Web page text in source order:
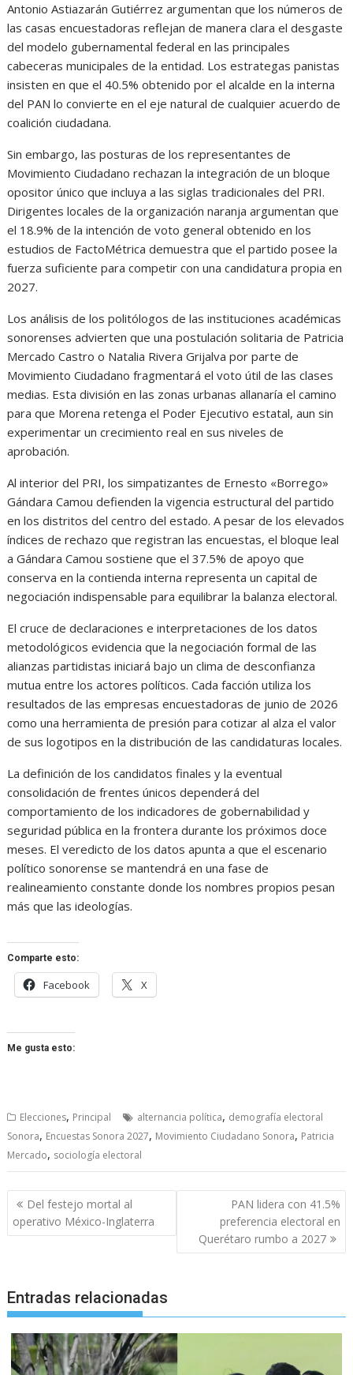
Antonio Astiazarán Gutiérrez argumentan que los números de
las casas encuestadoras reflejan de manera clara el desgaste
del modelo gubernamental federal en las principales
cabeceras municipales de la entidad. Los estrategas panistas
insisten en que el 40.5% obtenido por el alcalde en la interna
del PAN lo convierte en el eje natural de cualquier acuerdo de
coalición ciudadana.
Sin embargo, las posturas de los representantes de
Movimiento Ciudadano rechazan la integración de un bloque
opositor único que incluya a las siglas tradicionales del PRI.
Dirigentes locales de la organización naranja argumentan que
el 18.9% de la intención de voto general obtenido en los
estudios de FactoMétrica demuestra que el partido posee la
fuerza suficiente para competir con una candidatura propia en
2027.
Los análisis de los politólogos de las instituciones académicas
sonorenses advierten que una postulación solitaria de Patricia
Mercado Castro o Natalia Rivera Grijalva por parte de
Movimiento Ciudadano fragmentará el voto útil de las clases
medias. Esta división en las zonas urbanas allanaría el camino
para que Morena retenga el Poder Ejecutivo estatal, aun sin
experimentar un crecimiento real en sus niveles de
aprobación.
Al interior del PRI, los simpatizantes de Ernesto «Borrego»
Gándara Camou defienden la vigencia estructural del partido
en los distritos del centro del estado. A pesar de los elevados
índices de rechazo que registran las encuestas, el bloque leal
a Gándara Camou sostiene que el 37.5% de apoyo que
conserva en la contienda interna representa un capital de
negociación indispensable para equilibrar la balanza electoral.
El cruce de declaraciones e interpretaciones de los datos
metodológicos evidencia que la negociación formal de las
alianzas partidistas iniciará bajo un clima de desconfianza
mutua entre los actores políticos. Cada facción utiliza los
resultados de las empresas encuestadoras de junio de 2026
como una herramienta de presión para cotizar al alza el valor
de sus logotipos en la distribución de las candidaturas locales.
La definición de los candidatos finales y la eventual
consolidación de frentes únicos dependerá del
comportamiento de los indicadores de gobernabilidad y
seguridad pública en la frontera durante los próximos doce
meses. El veredicto de los datos apunta a que el escenario
político sonorense se mantendrá en una fase de
realineamiento constante donde los nombres propios pesan
más que las ideologías.
Comparte esto:
Facebook X
Me gusta esto:
Elecciones, Principal alternancia política, demografía electoral
Sonora, Encuestas Sonora 2027, Movimiento Ciudadano Sonora, Patricia
Mercado, sociología electoral
Navegación
de
entradas
Del festejo mortal al
operativo México-Inglaterra
PAN lidera con 41.5%
preferencia electoral en
Querétaro rumbo a 2027
Entradas relacionadas